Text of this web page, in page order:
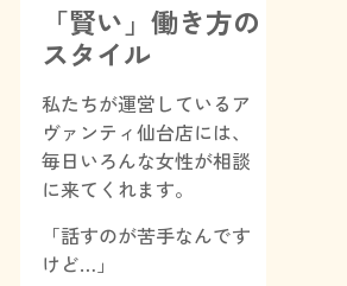
「賢い」働き方の
スタイル
私たちが運営しているア
ヴァンティ仙台店には、
毎日いろんな女性が相談
に来てくれます。
「話すのが苦手なんです
けど…」